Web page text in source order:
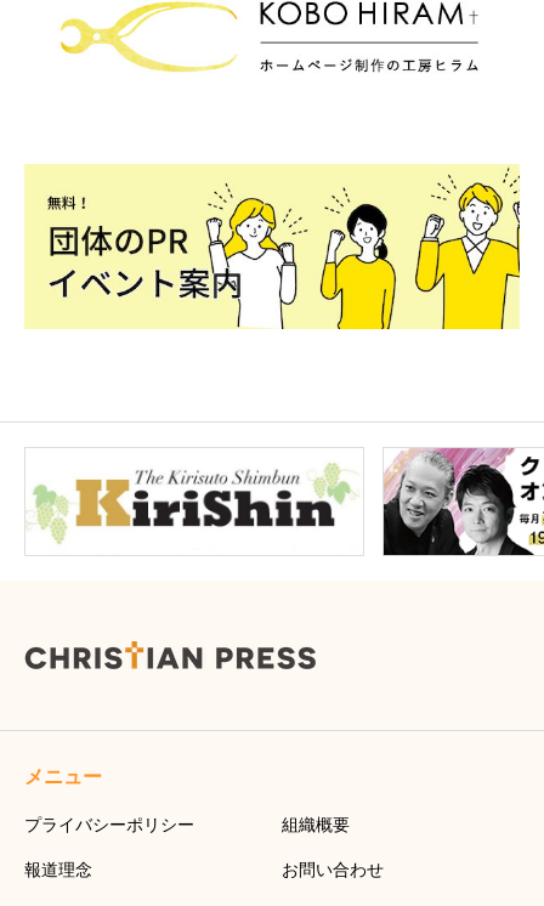
メニュー
プライバシーポリシー 組織概要
報道理念 お問い合わせ